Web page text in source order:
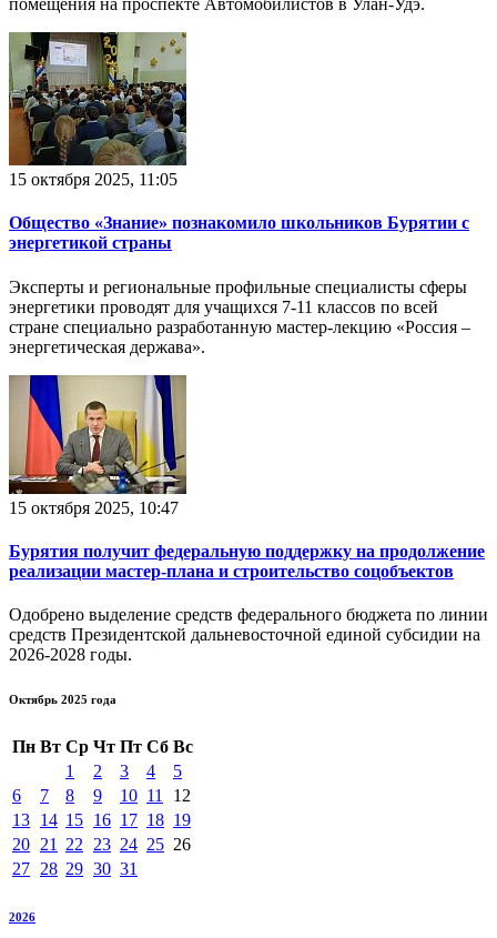
помещения на проспекте Автомобилистов в Улан-Удэ.
15 октября 2025, 11:05
Общество «Знание» познакомило школьников Бурятии с
энергетикой страны
Эксперты и региональные профильные специалисты сферы
энергетики проводят для учащихся 7-11 классов по всей
стране специально разработанную мастер-лекцию «Россия –
энергетическая держава».
15 октября 2025, 10:47
Бурятия получит федеральную поддержку на продолжение
реализации мастер-плана и строительство соцобъектов
Одобрено выделение средств федерального бюджета по линии
средств Президентской дальневосточной единой субсидии на
2026-2028 годы.
Октябрь 2025 года
Пн Вт Ср Чт Пт Сб Вс
1
2 3 4
5
6
7 8 9 10 11
12
13 14 15 16 17 18 19
20 21 22 23 24 25 26
27 28 29 30 31
2026